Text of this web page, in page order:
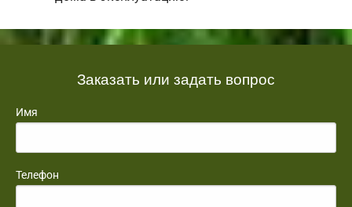
Заказать или задать вопрос
Имя
Телефон